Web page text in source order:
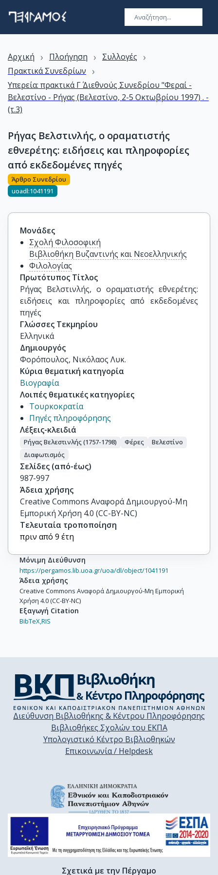
Αρχική › Πλοήγηση › Συλλογές ›
Πρακτικά Συνεδρίων ›
Υπερεία: πρακτικά Γ΄ Διεθνούς Συνεδρίου "Φεραί -
Βελεστίνο - Ρήγας (Βελεστίνο, 2-5 Οκτωβρίου 1997) . -
(τ.3)
Ρήγας Βελστινλής, ο οραματιστής
εθνερέτης: ειδήσεις και πληροφορίες
από εκδεδομένες πηγές
Άρθρο Συνεδρίου
uoadl:1041191
Μονάδες
Σχολή Φιλοσοφική
Βιβλιοθήκη Βυζαντινής και Νεοελληνικής
Φιλολογίας
Πρωτότυπος Τίτλος
Ρήγας Βελστινλής, ο οραματιστής εθνερέτης:
ειδήσεις και πληροφορίες από εκδεδομένες
πηγές
Γλώσσες Τεκμηρίου
Ελληνικά
Δημιουργός
Φορόπουλος, Νικόλαος Λυκ.
Κύρια θεματική κατηγορία
Βιογραφία
Λοιπές θεματικές κατηγορίες
Τουρκοκρατία
Πηγές πληροφόρησης
Λέξεις-κλειδιά
Ρήγας Βελεστινλής (1757-1798) Φέρες
Βελεστίνο
Διαφωτισμός
Σελίδες (από-έως)
987-997
Άδεια χρήσης
Creative Commons Αναφορά Δημιουργού-Μη
Εμπορική Χρήση 4.0 (CC-BY-NC)
Τελευταία τροποποίηση
πριν από 9 έτη
Μόνιμη Διεύθυνση
https://pergamos.lib.uoa.gr/uoa/dl/object/1041191
Άδεια χρήσης
Creative Commons Αναφορά Δημιουργού-Μη Εμπορική
Χρήση 4.0 (CC-BY-NC)
Εξαγωγή Citation
BibTeX,RIS
Διεύθυνση Βιβλιοθήκης & Κέντρου Πληροφόρησης
Βιβλιοθήκες Σχολών του ΕΚΠΑ
Υπολογιστικό Κέντρο Βιβλιοθηκών
Επικοινωνία / Helpdesk
Σχετικά με την Πέργαμο